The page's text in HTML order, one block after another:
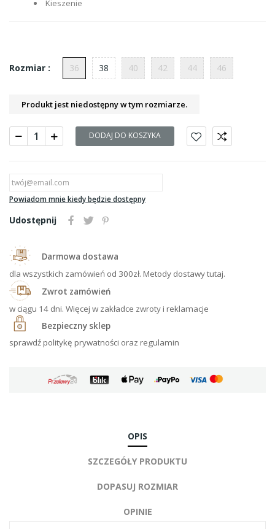
Kieszenie
Rozmiar : 36 38 40 42 44 46
Produkt jest niedostępny w tym rozmiarze.
DODAJ DO KOSZYKA
Powiadom mnie kiedy będzie dostępny
Udostępnij
Darmowa dostawa
dla wszystkich zamówień od 300zł. Metody dostawy tutaj.
Zwrot zamówień
w ciągu 14 dni. Więcej w zakładce zwroty i reklamacje
Bezpieczny sklep
sprawdź politykę prywatności oraz regulamin
OPIS
SZCZEGÓŁY PRODUKTU
DOPASUJ ROZMIAR
OPINIE